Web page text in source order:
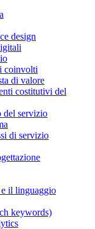
design
coinvolti
di valore
costitutivi del
del servizio
di servizio
il linguaggio
keywords)